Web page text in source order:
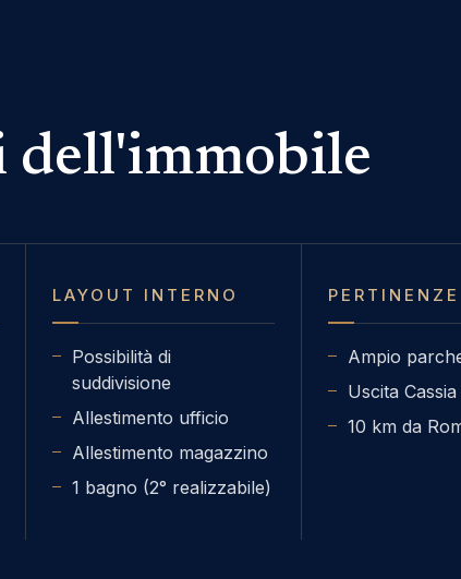
dell'immobile
LAYOUT INTERNO
Possibilità di
suddivisione
Allestimento ufficio
Allestimento magazzino
1 bagno (2° realizzabile)
PERTINENZE
Ampio
Uscita
10 km da